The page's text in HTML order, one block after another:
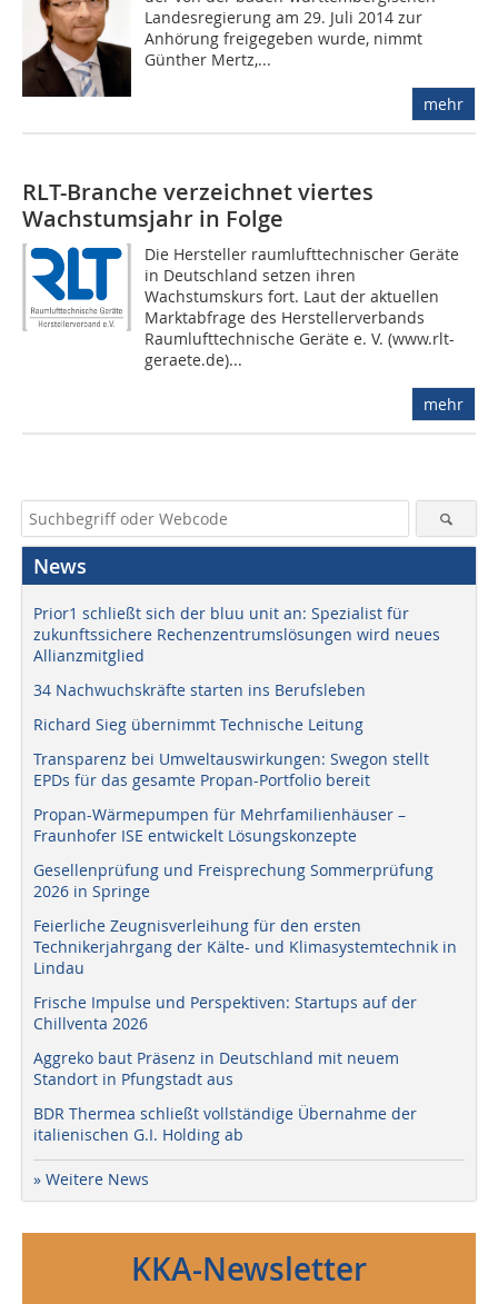
Landesregierung am 29. Juli 2014 zur
Anhörung freigegeben wurde, nimmt
Günther Mertz,...
mehr
RLT-Branche verzeichnet viertes
Wachstumsjahr in Folge
Die Hersteller raumlufttechnischer Geräte
in Deutschland setzen ihren
Wachstumskurs fort. Laut der aktuellen
Marktabfrage des Herstellerverbands
Raumlufttechnische Geräte e. V. (www.rlt-
geraete.de)...
mehr
News
Prior1 schließt sich der bluu unit an: Spezialist für
zukunftssichere Rechenzentrumslösungen wird neues
Allianzmitglied
34 Nachwuchskräfte starten ins Berufsleben
Richard Sieg übernimmt Technische Leitung
Transparenz bei Umweltauswirkungen: Swegon stellt
EPDs für das gesamte Propan-Portfolio bereit
Propan-Wärmepumpen für Mehrfamilienhäuser –
Fraunhofer ISE entwickelt Lösungskonzepte
Gesellenprüfung und Freisprechung Sommerprüfung
2026 in Springe
Feierliche Zeugnisverleihung für den ersten
Technikerjahrgang der Kälte- und Klimasystemtechnik in
Lindau
Frische Impulse und Perspektiven: Startups auf der
Chillventa 2026
Aggreko baut Präsenz in Deutschland mit neuem
Standort in Pfungstadt aus
BDR Thermea schließt vollständige Übernahme der
italienischen G.I. Holding ab
» Weitere News
KKA-Newsletter